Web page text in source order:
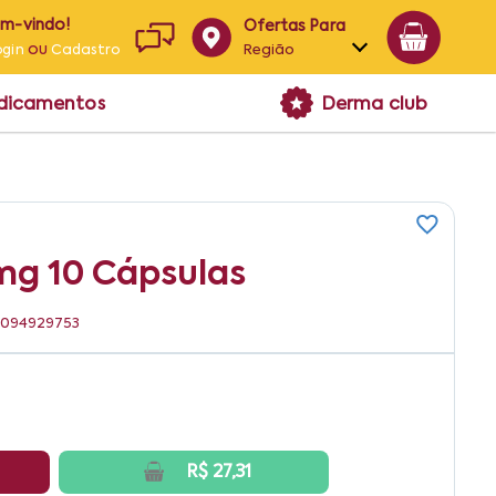
vindo!
ouCadastro
Ofertas Para
Região
Alagoas
Derma club
10 Cápsulas
R$ 27,31